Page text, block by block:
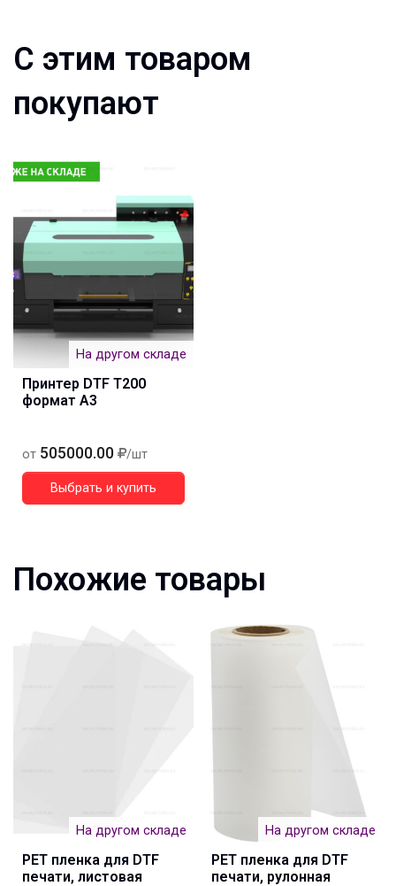
С этим товаром
покупают
На другом складе
Принтер DTF T200
формат А3
от 505000.00 /шт
Выбрать и купить
Похожие товары
На другом складе
PET пленка для DTF
печати, листовая
На другом складе
PET пленка для DTF
печати, рулонная